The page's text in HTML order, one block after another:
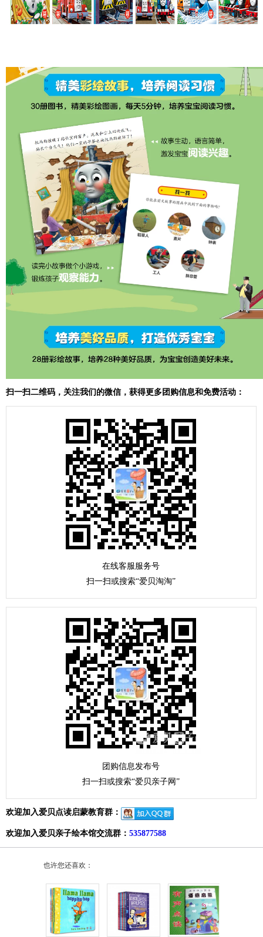
扫一扫二维码，关注我们的微信，获得更多团购信息和免费活动：
在线客服服务号
扫一扫或搜索“爱贝淘淘”
团购信息发布号
扫一扫或搜索“爱贝亲子网”
欢迎加入爱贝点读启蒙教育群：
欢迎加入爱贝亲子绘本馆交流群： 535877588
也许您还喜欢：